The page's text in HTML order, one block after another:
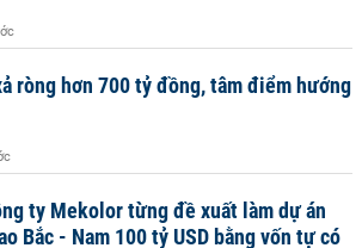
ròng hơn 700 tỷ đồng, tâm điểm hướng
ty Mekolor từng đề xuất làm dự án
Bắc - Nam 100 tỷ USD bằng vốn tự có